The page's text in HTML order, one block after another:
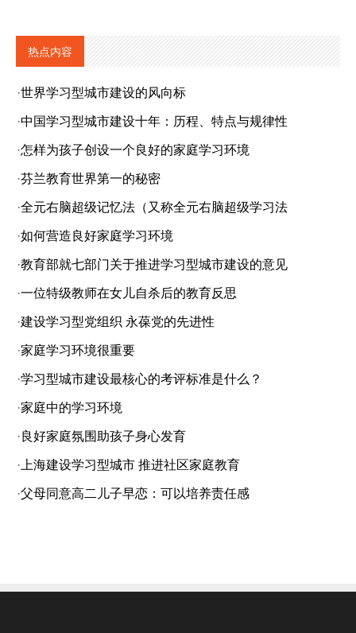
热点内容
·世界学习型城市建设的风向标
·中国学习型城市建设十年：历程、特点与规律性
·怎样为孩子创设一个良好的家庭学习环境
·芬兰教育世界第一的秘密
·全元右脑超级记忆法（又称全元右脑超级学习法
·如何营造良好家庭学习环境
·教育部就七部门关于推进学习型城市建设的意见
·一位特级教师在女儿自杀后的教育反思
·建设学习型党组织 永葆党的先进性
·家庭学习环境很重要
·学习型城市建设最核心的考评标准是什么？
·家庭中的学习环境
·良好家庭氛围助孩子身心发育
· 上海建设学习型城市 推进社区家庭教育
·父母同意高二儿子早恋：可以培养责任感